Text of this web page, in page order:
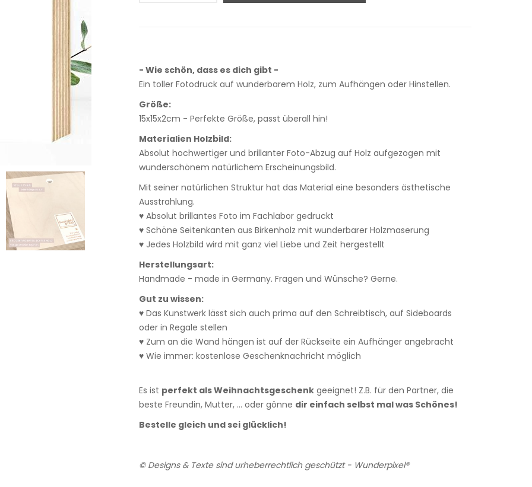
- Wie schön, dass es dich gibt -
Ein toller Fotodruck auf wunderbarem Holz, zum Aufhängen oder Hinstellen.
Größe:
15x15x2cm - Perfekte Größe, passt überall hin!
Materialien Holzbild:
Absolut hochwertiger und brillanter Foto-Abzug auf Holz aufgezogen mit
wunderschönem natürlichem Erscheinungsbild.
Mit seiner natürlichen Struktur hat das Material eine besonders ästhetische
Ausstrahlung.
♥ Absolut brillantes Foto im Fachlabor gedruckt
♥ Schöne Seitenkanten aus Birkenholz mit wunderbarer Holzmaserung
♥ Jedes Holzbild wird mit ganz viel Liebe und Zeit hergestellt
Herstellungsart:
Handmade - made in Germany. Fragen und Wünsche? Gerne.
Gut zu wissen:
♥ Das Kunstwerk lässt sich auch prima auf den Schreibtisch, auf Sideboards
oder in Regale stellen
♥ Zum an die Wand hängen ist auf der Rückseite ein Aufhänger angebracht
♥ Wie immer: kostenlose Geschenknachricht möglich
Es ist perfekt als Weihnachtsgeschenk geeignet! Z.B. für den Partner, die
beste Freundin, Mutter, ... oder gönne dir einfach selbst mal was Schönes!
Bestelle gleich und sei glücklich!
© Designs & Texte sind urheberrechtlich geschützt - Wunderpixel®